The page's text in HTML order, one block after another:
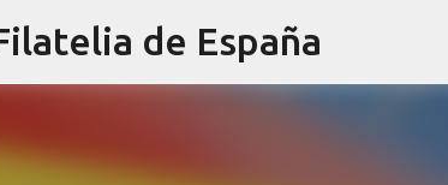
de España